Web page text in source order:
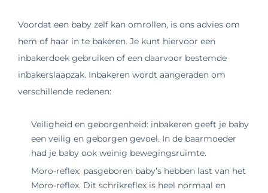
Voordat een baby zelf kan omrollen, is ons advies om
hem of haar in te bakeren. Je kunt hiervoor een
inbakerdoek gebruiken of een daarvoor bestemde
inbakerslaapzak. Inbakeren wordt aangeraden om
verschillende redenen:
Veiligheid en geborgenheid: inbakeren geeft je baby
een veilig en geborgen gevoel. In de baarmoeder
had je baby ook weinig bewegingsruimte.
Moro-reflex: pasgeboren baby’s hebben last van het
Moro-reflex. Dit schrikreflex is heel normaal en